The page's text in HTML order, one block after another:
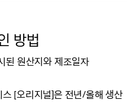
방법
된 원산지와 제조일자
[오리지널]은 전년/올해 생산